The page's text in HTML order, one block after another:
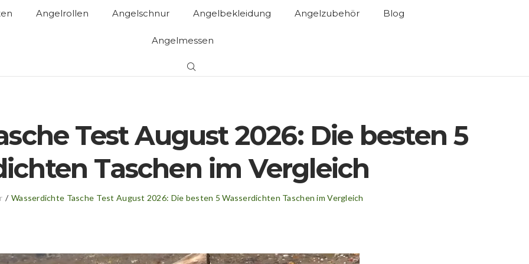
Angelrollen Angelschnur Angelbekleidung Angelzubehör Blog
Angelmessen
Test August 2026: Die besten 5
Taschen im Vergleich
/ Wasserdichte Tasche Test August 2026: Die besten 5 Wasserdichten Taschen im Vergleich